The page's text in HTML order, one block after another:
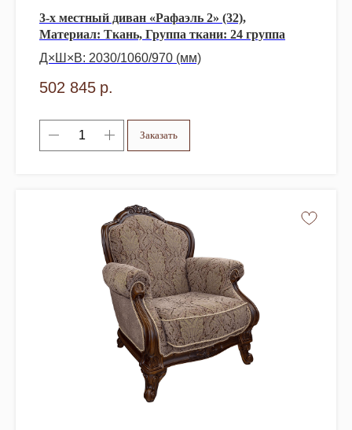
3-х местный диван «Рафаэль 2» (32),
Материал: Ткань, Группа ткани: 24 группа
Д×Ш×В: 2030/1060/970 (мм)
502 845 р.
Заказать